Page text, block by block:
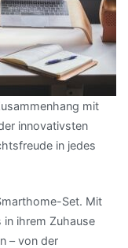
mit
innovativsten
in jedes
Set. Mit
in ihrem Zuhause
– von der